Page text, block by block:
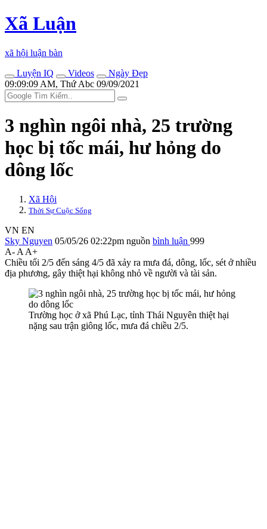
Xã Luận
xã hội luận bàn
Luyện IQ
Videos
Ngày Đẹp
09:09:09 AM, Thứ Abc 09/09/2021
3 nghìn ngôi nhà, 25 trường
học bị tốc mái, hư hỏng do
dông lốc
Xã Hội
Thời Sự Cuộc Sống
VN EN
Sky Nguyen 05/05/26 02:22pm nguồn bình luận 999
A- A A+
Chiều tối 2/5 đến sáng 4/5 đã xảy ra mưa đá, dông, lốc, sét ở nhiều
địa phương, gây thiệt hại không nhỏ về người và tài sản.
Trường học ở xã Phú Lạc, tỉnh Thái Nguyên thiệt hại
nặng sau trận giông lốc, mưa đá chiều 2/5.